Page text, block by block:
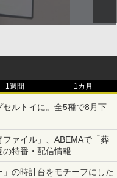
1週間 1カ月
ルトイに。全5種で8月下
ァイル」、ABEMAで「葬
特番・配信情報
」の時計台をモチーフにした